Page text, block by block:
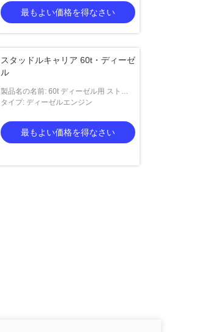
最もよい価格を得なさい
スタッドルキャリア 60t・ディーゼ
ル
製品名の名前: 60t ディーゼル用 ストラ
ッドラーキャリア
タイプ: ディーゼルエンジン
最もよい価格を得なさい